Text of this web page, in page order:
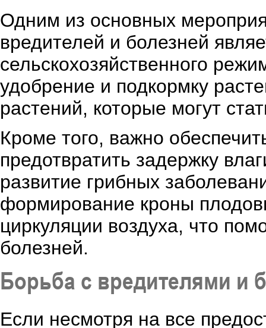
Одним из основных
вредителей и болезней
сельскохозяйственного
удобрение и подкормку
растений, которые могут
Кроме того, важно
предотвратить задержку
развитие грибных
формирование кроны
циркуляции воздуха, что
болезней.
Борьба с вредителями и
Если несмотря на все